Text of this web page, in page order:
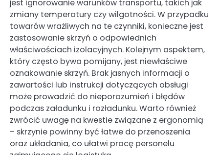
jest ignorowanie warunków transportu, takich jak
zmiany temperatury czy wilgotności. W przypadku
towarów wrażliwych na te czynniki, konieczne jest
zastosowanie skrzyń o odpowiednich
właściwościach izolacyjnych. Kolejnym aspektem,
który często bywa pomijany, jest niewłaściwe
oznakowanie skrzyń. Brak jasnych informacji o
zawartości lub instrukcji dotyczących obsługi
może prowadzić do nieporozumień i błędów
podczas załadunku i rozładunku. Warto również
zwrócić uwagę na kwestie związane z ergonomią
– skrzynie powinny być łatwe do przenoszenia
oraz układania, co ułatwi pracę personelu